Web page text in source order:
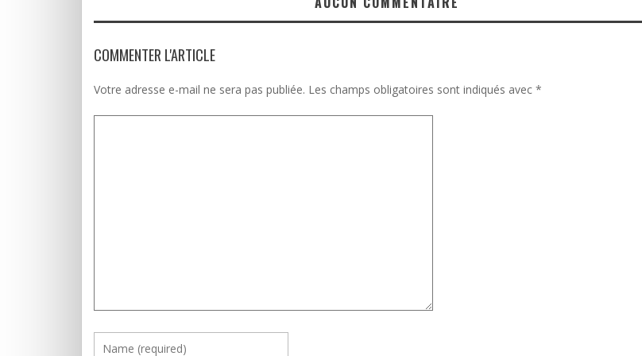
COMMENTER L'ARTICLE
Votre adresse e-mail ne sera pas publiée. Les champs obligatoires sont indiqués avec *